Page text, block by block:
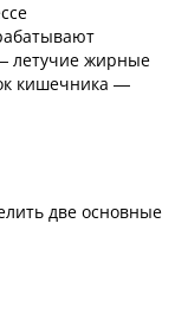
летучие жирные
кишечника —
две основные